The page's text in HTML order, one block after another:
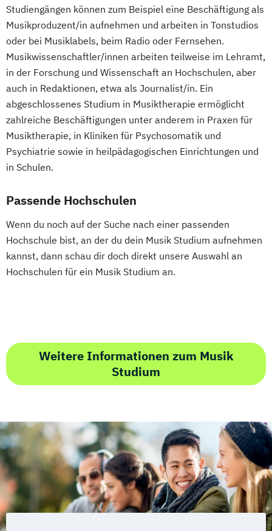
Studiengängen können zum Beispiel eine Beschäftigung als
Musikproduzent/in aufnehmen und arbeiten in Tonstudios
oder bei Musiklabels, beim Radio oder Fernsehen.
Musikwissenschaftler/innen arbeiten teilweise im Lehramt,
in der Forschung und Wissenschaft an Hochschulen, aber
auch in Redaktionen, etwa als Journalist/in. Ein
abgeschlossenes Studium in Musiktherapie ermöglicht
zahlreiche Beschäftigungen unter anderem in Praxen für
Musiktherapie, in Kliniken für Psychosomatik und
Psychiatrie sowie in heilpädagogischen Einrichtungen und
in Schulen.
Passende Hochschulen
Wenn du noch auf der Suche nach einer passenden
Hochschule bist, an der du dein Musik Studium aufnehmen
kannst, dann schau dir doch direkt unsere Auswahl an
Hochschulen für ein Musik Studium an.
Weitere Informationen zum Musik
Studium